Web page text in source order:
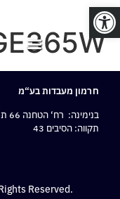
פתח סרגל נגישות
חרמון מעבדות בע“מ
בנימינה: רח‘ הטחנה 66 ת.ד 23 מיקוד 3055001,
תקווה: הסיבים 43
Reserved.